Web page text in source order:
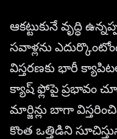
ఆకట్టుకునే వృద్ధి
సవాళ్లను
విస్తరణకు భారీ
క్యాష్ ఫ్లోపై ప్రభావం
మార్జిన్లు బాగా
కొంత ఒత్తిడిని